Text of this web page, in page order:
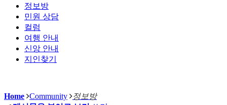
정보방
민원 상담
컬럼
여행 안내
신앙 안내
지인찾기
Home Community
정보방